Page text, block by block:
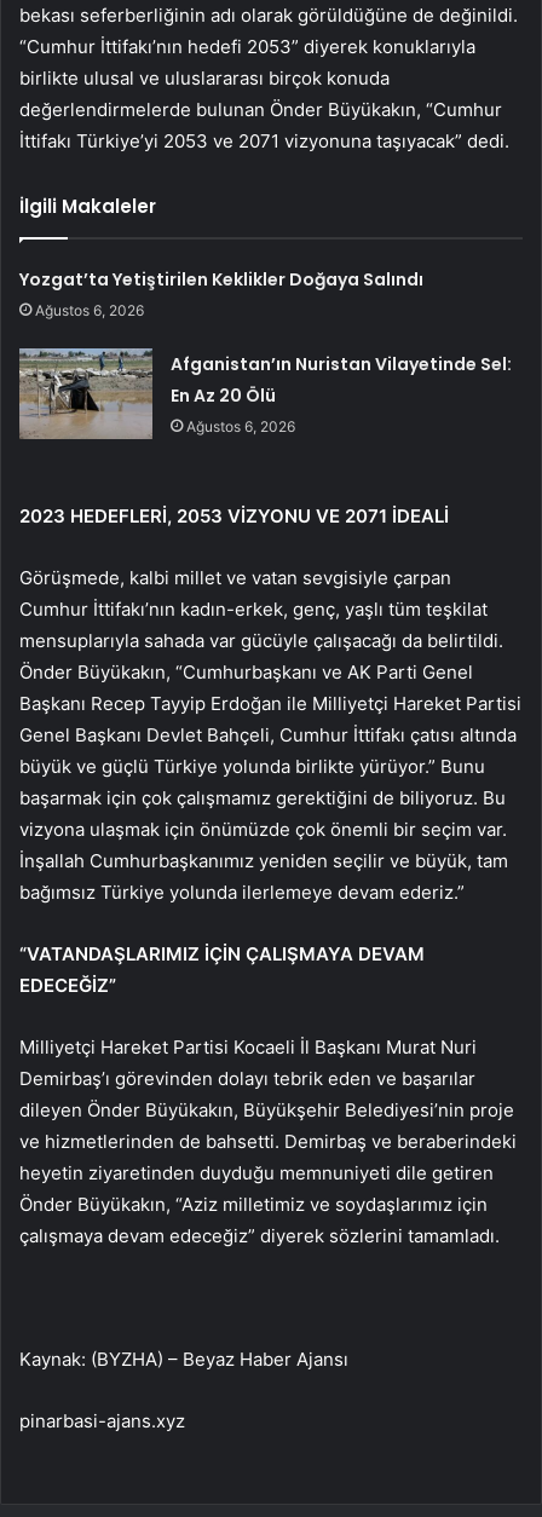
bekası seferberliğinin adı olarak görüldüğüne de değinildi.
“Cumhur İttifakı’nın hedefi 2053” diyerek konuklarıyla
birlikte ulusal ve uluslararası birçok konuda
değerlendirmelerde bulunan Önder Büyükakın, “Cumhur
İttifakı Türkiye’yi 2053 ve 2071 vizyonuna taşıyacak” dedi.
İlgili Makaleler
Yozgat’ta Yetiştirilen Keklikler Doğaya Salındı
Ağustos 6, 2026
Afganistan’ın Nuristan Vilayetinde Sel:
En Az 20 Ölü
Ağustos 6, 2026
2023 HEDEFLERİ, 2053 VİZYONU VE 2071 İDEALİ
Görüşmede, kalbi millet ve vatan sevgisiyle çarpan
Cumhur İttifakı’nın kadın-erkek, genç, yaşlı tüm teşkilat
mensuplarıyla sahada var gücüyle çalışacağı da belirtildi.
Önder Büyükakın, “Cumhurbaşkanı ve AK Parti Genel
Başkanı Recep Tayyip Erdoğan ile Milliyetçi Hareket Partisi
Genel Başkanı Devlet Bahçeli, Cumhur İttifakı çatısı altında
büyük ve güçlü Türkiye yolunda birlikte yürüyor.” Bunu
başarmak için çok çalışmamız gerektiğini de biliyoruz. Bu
vizyona ulaşmak için önümüzde çok önemli bir seçim var.
İnşallah Cumhurbaşkanımız yeniden seçilir ve büyük, tam
bağımsız Türkiye yolunda ilerlemeye devam ederiz.”
“VATANDAŞLARIMIZ İÇİN ÇALIŞMAYA DEVAM
EDECEĞİZ”
Milliyetçi Hareket Partisi Kocaeli İl Başkanı Murat Nuri
Demirbaş’ı görevinden dolayı tebrik eden ve başarılar
dileyen Önder Büyükakın, Büyükşehir Belediyesi’nin proje
ve hizmetlerinden de bahsetti. Demirbaş ve beraberindeki
heyetin ziyaretinden duyduğu memnuniyeti dile getiren
Önder Büyükakın, “Aziz milletimiz ve soydaşlarımız için
çalışmaya devam edeceğiz” diyerek sözlerini tamamladı.
Kaynak: (BYZHA) – Beyaz Haber Ajansı
pinarbasi-ajans.xyz